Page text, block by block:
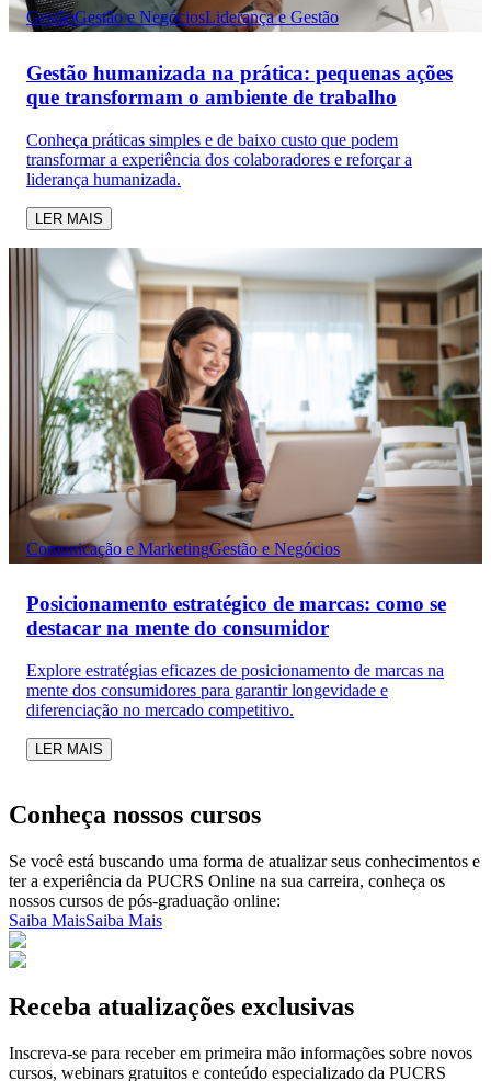
GestãoGestão e NegóciosLiderança e Gestão
Gestão humanizada na prática: pequenas ações
que transformam o ambiente de trabalho
Conheça práticas simples e de baixo custo que podem
transformar a experiência dos colaboradores e reforçar a
liderança humanizada.
LER MAIS
Comunicação e MarketingGestão e Negócios
Posicionamento estratégico de marcas: como se
destacar na mente do consumidor
Explore estratégias eficazes de posicionamento de marcas na
mente dos consumidores para garantir longevidade e
diferenciação no mercado competitivo.
LER MAIS
Conheça nossos cursos
Se você está buscando uma forma de atualizar seus conhecimentos e
ter a experiência da PUCRS Online na sua carreira, conheça os
nossos cursos de pós-graduação online:
Saiba MaisSaiba Mais
Receba atualizações exclusivas
Inscreva-se para receber em primeira mão informações sobre novos
cursos, webinars gratuitos e conteúdo especializado da PUCRS